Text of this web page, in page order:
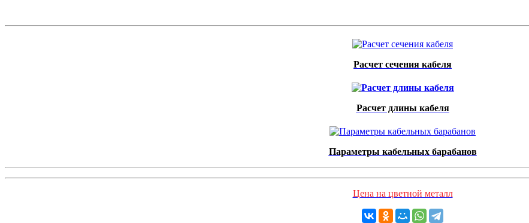
Расчет сечения кабеля
Расчет длины кабеля
Параметры кабельных барабанов
Цена на цветной металл